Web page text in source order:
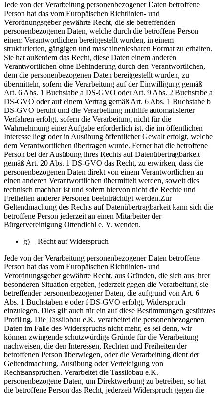
Jede von der Verarbeitung personenbezogener Daten betroffene
Person hat das vom Europäischen Richtlinien- und
Verordnungsgeber gewährte Recht, die sie betreffenden
personenbezogenen Daten, welche durch die betroffene Person
einem Verantwortlichen bereitgestellt wurden, in einem
strukturierten, gängigen und maschinenlesbaren Format zu erhalten.
Sie hat außerdem das Recht, diese Daten einem anderen
Verantwortlichen ohne Behinderung durch den Verantwortlichen,
dem die personenbezogenen Daten bereitgestellt wurden, zu
übermitteln, sofern die Verarbeitung auf der Einwilligung gemäß
Art. 6 Abs. 1 Buchstabe a DS-GVO oder Art. 9 Abs. 2 Buchstabe a
DS-GVO oder auf einem Vertrag gemäß Art. 6 Abs. 1 Buchstabe b
DS-GVO beruht und die Verarbeitung mithilfe automatisierter
Verfahren erfolgt, sofern die Verarbeitung nicht für die
Wahrnehmung einer Aufgabe erforderlich ist, die im öffentlichen
Interesse liegt oder in Ausübung öffentlicher Gewalt erfolgt, welche
dem Verantwortlichen übertragen wurde. Ferner hat die betroffene
Person bei der Ausübung ihres Rechts auf Datenübertragbarkeit
gemäß Art. 20 Abs. 1 DS-GVO das Recht, zu erwirken, dass die
personenbezogenen Daten direkt von einem Verantwortlichen an
einen anderen Verantwortlichen übermittelt werden, soweit dies
technisch machbar ist und sofern hiervon nicht die Rechte und
Freiheiten anderer Personen beeinträchtigt werden.Zur
Geltendmachung des Rechts auf Datenübertragbarkeit kann sich die
betroffene Person jederzeit an einen Mitarbeiter der
Bürgervereinigung Ottendichl e. V. wenden.
g) Recht auf Widerspruch
Jede von der Verarbeitung personenbezogener Daten betroffene
Person hat das vom Europäischen Richtlinien- und
Verordnungsgeber gewährte Recht, aus Gründen, die sich aus ihrer
besonderen Situation ergeben, jederzeit gegen die Verarbeitung sie
betreffender personenbezogener Daten, die aufgrund von Art. 6
Abs. 1 Buchstaben e oder f DS-GVO erfolgt, Widerspruch
einzulegen. Dies gilt auch für ein auf diese Bestimmungen gestütztes
Profiling. Die Tassilobau e.K. verarbeitet die personenbezogenen
Daten im Falle des Widerspruchs nicht mehr, es sei denn, wir
können zwingende schutzwürdige Gründe für die Verarbeitung
nachweisen, die den Interessen, Rechten und Freiheiten der
betroffenen Person überwiegen, oder die Verarbeitung dient der
Geltendmachung, Ausübung oder Verteidigung von
Rechtsansprüchen. Verarbeitet die Tassilobau e.K.
personenbezogene Daten, um Direktwerbung zu betreiben, so hat
die betroffene Person das Recht, jederzeit Widerspruch gegen die